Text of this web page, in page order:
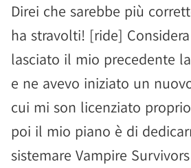
Direi che sarebbe più
ha stravolti! [ride]
lasciato il mio precedente
e ne avevo iniziato un
cui mi son licenziato
poi il mio piano è di
sistemare Vampire